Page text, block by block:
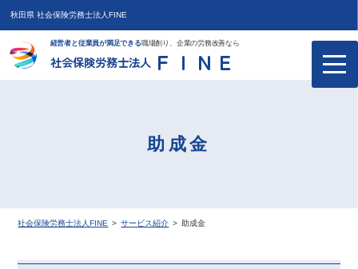
秋田県 社会保険労務士法人FINE
経営者と従業員が満足できる職場創り、企業の労務改善なら
社会保険労務士法人 ＦＩＮＥ
助成金
社会保険労務士法人FINE >サービス紹介 >助成金